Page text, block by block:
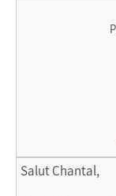
Salut Chantal,